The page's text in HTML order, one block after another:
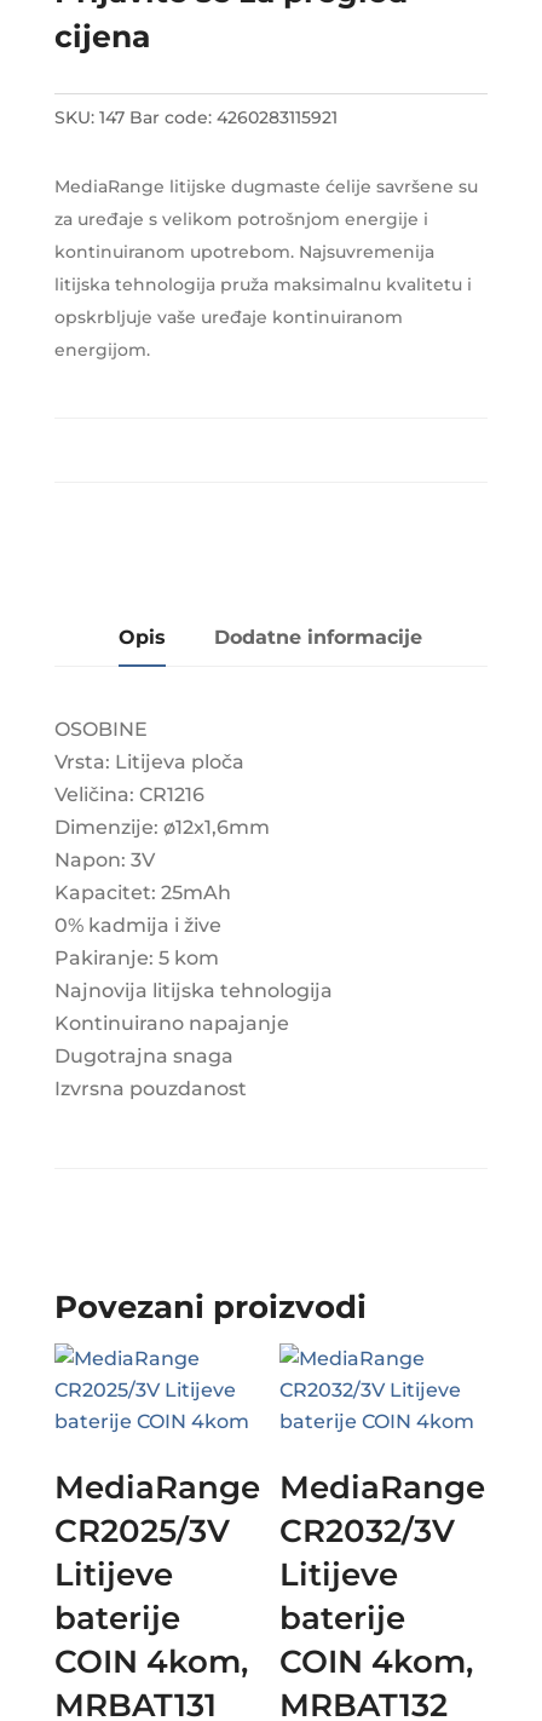
cijena
SKU: 147 Bar code: 4260283115921
MediaRange litijske dugmaste ćelije savršene su
za uređaje s velikom potrošnjom energije i
kontinuiranom upotrebom. Najsuvremenija
litijska tehnologija pruža maksimalnu kvalitetu i
opskrbljuje vaše uređaje kontinuiranom
energijom.
Opis Dodatne informacije
OSOBINE
Vrsta: Litijeva ploča
Veličina: CR1216
Dimenzije: ø12x1,6mm
Napon: 3V
Kapacitet: 25mAh
0% kadmija i žive
Pakiranje: 5 kom
Najnovija litijska tehnologija
Kontinuirano napajanje
Dugotrajna snaga
Izvrsna pouzdanost
Povezani proizvodi
MediaRange
CR2025/3V
Litijeve
baterije
COIN 4kom,
MRBAT131
MediaRange
CR2032/3V
Litijeve
baterije
COIN 4kom,
MRBAT132